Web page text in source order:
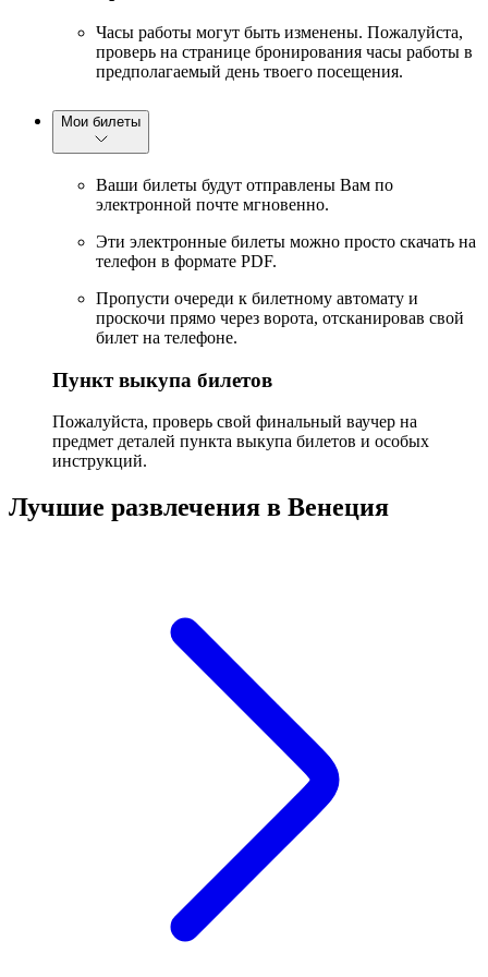
Часы работы могут быть изменены. Пожалуйста,
проверь на странице бронирования часы работы в
предполагаемый день твоего посещения.
Мои билеты
Ваши билеты будут отправлены Вам по
электронной почте мгновенно.
Эти электронные билеты можно просто скачать на
телефон в формате PDF.
Пропусти очереди к билетному автомату и
проскочи прямо через ворота, отсканировав свой
билет на телефоне.
Пункт выкупа билетов
Пожалуйста, проверь свой финальный ваучер на
предмет деталей пункта выкупа билетов и особых
инструкций.
Лучшие развлечения в Венеция